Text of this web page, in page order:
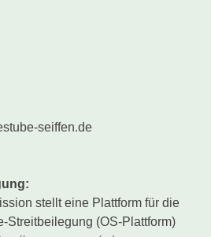
seiffen.de
stellt eine Plattform für die
Streitbeilegung (OS-Plattform)